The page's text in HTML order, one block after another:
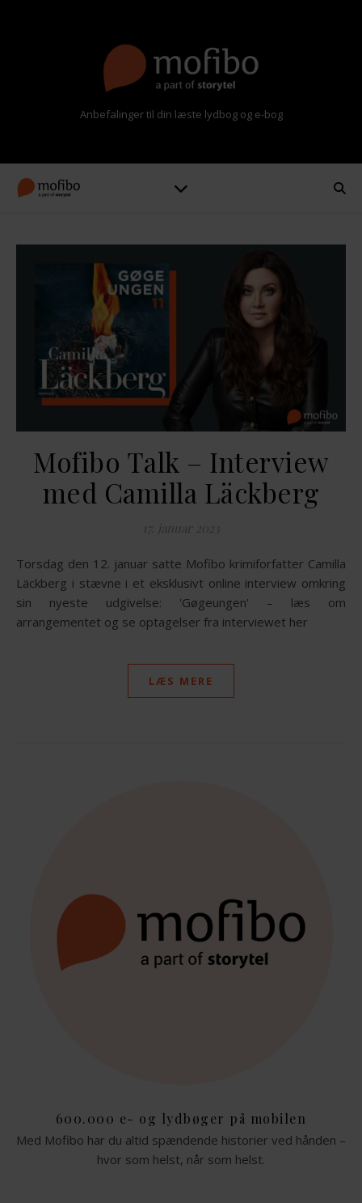
Anbefalinger til din læste lydbog og e-bog
Mofibo Talk – Interview
med Camilla Läckberg
17. januar 2023
Torsdag den 12. januar satte Mofibo krimiforfatter Camilla
Läckberg i stævne i et eksklusivt online interview omkring
sin nyeste udgivelse: 'Gøgeungen' – læs om
arrangementet og se optagelser fra interviewet her
LÆS MERE
600.000 e- og lydbøger på mobilen
Med Mofibo har du altid spændende historier ved hånden –
hvor som helst, når som helst.